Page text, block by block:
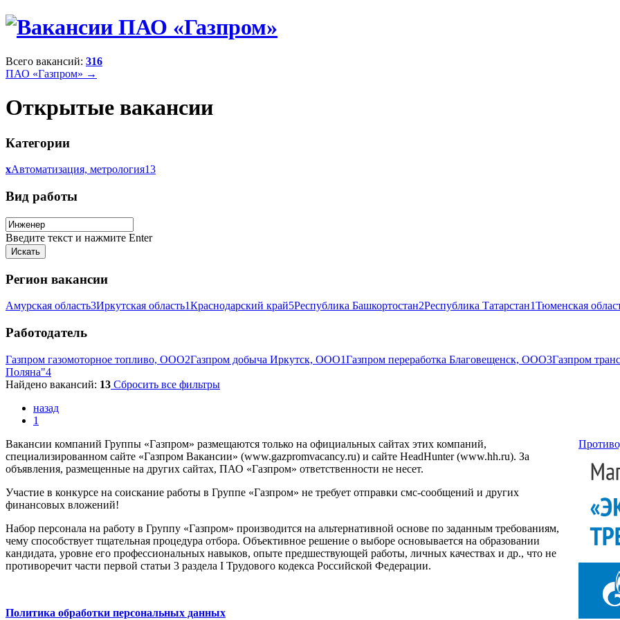
Всего вакансий: 316
ПАО «Газпром» →
Открытые вакансии
Категории
xАвтоматизация, метрология13
Вид работы
Введите текст и нажмите Enter
Регион вакансии
Амурская область3Иркутская область1Краснодарский край5Республика Башкортостан2Республика Татарстан1Тюменская
Работодатель
Газпром газомоторное топливо, ООО2Газпром добыча Иркутск, ООО1Газпром переработка Благовещенск, ООО3Газпром
Поляна"4
Найдено вакансий: 13 Сбросить все фильтры
назад
1
Вакансии компаний Группы «Газпром» размещаются только на официальных сайтах этих компаний,
специализированном сайте «Газпром Вакансии» (www.gazpromvacancy.ru) и сайте HeadHunter (www.hh.ru). За
объявления, размещенные на других сайтах, ПАО «Газпром» ответственности не несет.
Участие в конкурсе на соискание работы в Группе «Газпром» не требует отправки смс-сообщений и других
финансовых вложений!
Набор персонала на работу в Группу «Газпром» производится на альтернативной основе по заданным требованиям,
чему способствует тщательная процедура отбора. Объективное решение о выборе основывается на образовании
кандидата, уровне его профессиональных навыков, опыте предшествующей работы, личных качествах и др., что не
противоречит части первой статьи 3 раздела I Трудового кодекса Российской Федерации.
Политика обработки персональных данных